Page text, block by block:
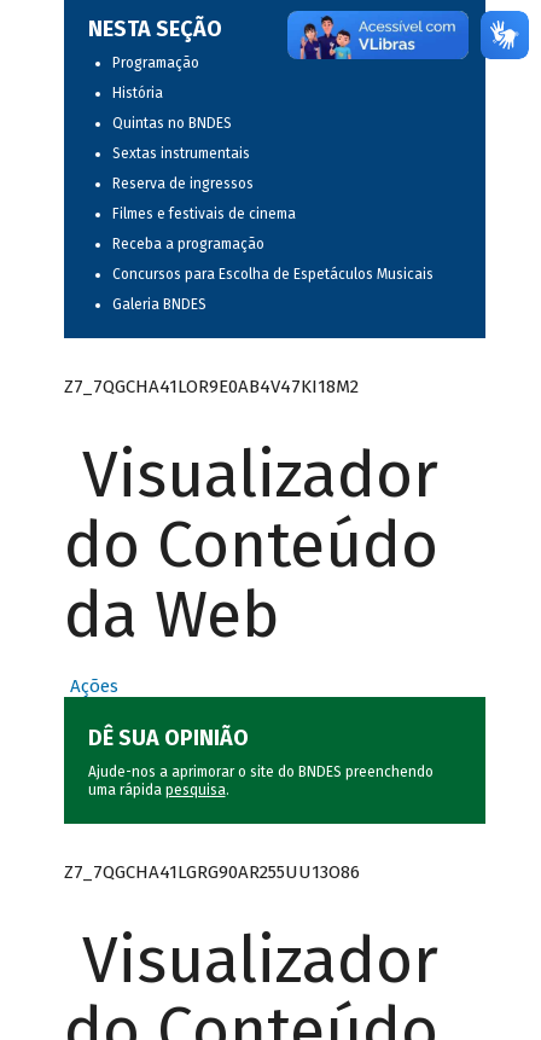
NESTA SEÇÃO
Programação
História
Quintas no BNDES
Sextas instrumentais
Reserva de ingressos
Filmes e festivais de cinema
Receba a programação
Concursos para Escolha de Espetáculos Musicais
Galeria BNDES
Z7_7QGCHA41LOR9E0AB4V47KI18M2
Visualizador
do Conteúdo
da Web
Ações
DÊ SUA OPINIÃO
Ajude-nos a aprimorar o site do BNDES preenchendo
uma rápida pesquisa.
Z7_7QGCHA41LGRG90AR255UU13O86
Visualizador